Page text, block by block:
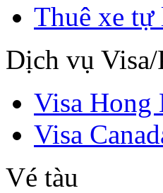
Thuê xe
Dịch vụ Visa/
Visa Hong
Visa
Vé tàu